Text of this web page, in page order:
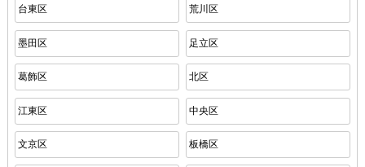
台東区 荒川区
墨田区 足立区
葛飾区 北区
江東区 中央区
文京区 板橋区